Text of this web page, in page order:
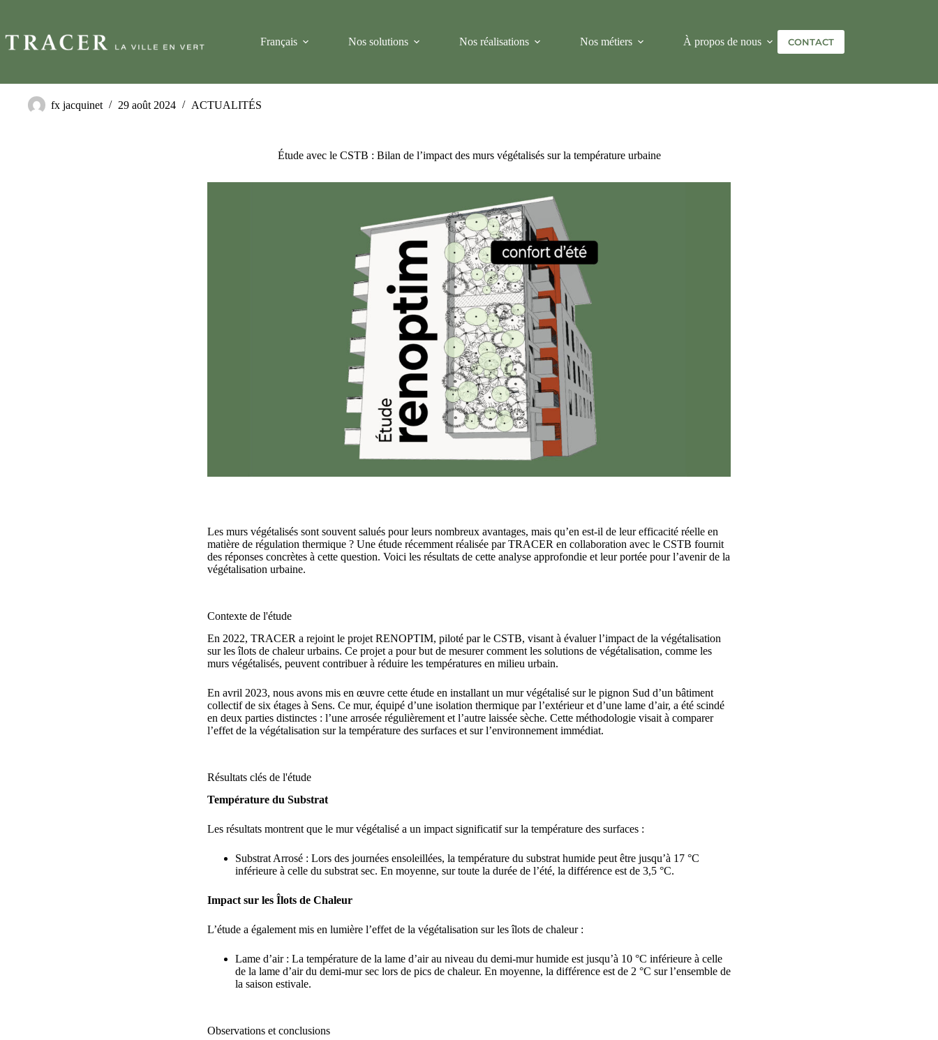
Français Nos solutions Nos réalisations Nos métiers À propos de nous Plus
CONTACT
fx jacquinet 29 août 2024 ACTUALITÉS
Étude avec le CSTB : Bilan de l’impact des murs végétalisés sur la température urbaine
Les murs végétalisés sont souvent salués pour leurs nombreux avantages, mais qu’en est-il de leur efficacité réelle en
matière de régulation thermique ? Une étude récemment réalisée par TRACER en collaboration avec le CSTB fournit
des réponses concrètes à cette question. Voici les résultats de cette analyse approfondie et leur portée pour l’avenir de la
végétalisation urbaine.
Contexte de l'étude
En 2022, TRACER a rejoint le projet RENOPTIM, piloté par le CSTB, visant à évaluer l’impact de la végétalisation
sur les îlots de chaleur urbains. Ce projet a pour but de mesurer comment les solutions de végétalisation, comme les
murs végétalisés, peuvent contribuer à réduire les températures en milieu urbain.
En avril 2023, nous avons mis en œuvre cette étude en installant un mur végétalisé sur le pignon Sud d’un bâtiment
collectif de six étages à Sens. Ce mur, équipé d’une isolation thermique par l’extérieur et d’une lame d’air, a été scindé
en deux parties distinctes : l’une arrosée régulièrement et l’autre laissée sèche. Cette méthodologie visait à comparer
l’effet de la végétalisation sur la température des surfaces et sur l’environnement immédiat.
Résultats clés de l'étude
Température du Substrat
Les résultats montrent que le mur végétalisé a un impact significatif sur la température des surfaces :
Substrat Arrosé : Lors des journées ensoleillées, la température du substrat humide peut être jusqu’à 17 °C
inférieure à celle du substrat sec. En moyenne, sur toute la durée de l’été, la différence est de 3,5 °C.
Impact sur les Îlots de Chaleur
L’étude a également mis en lumière l’effet de la végétalisation sur les îlots de chaleur :
Lame d’air : La température de la lame d’air au niveau du demi-mur humide est jusqu’à 10 °C inférieure à celle
de la lame d’air du demi-mur sec lors de pics de chaleur. En moyenne, la différence est de 2 °C sur l’ensemble de
la saison estivale.
Observations et conclusions